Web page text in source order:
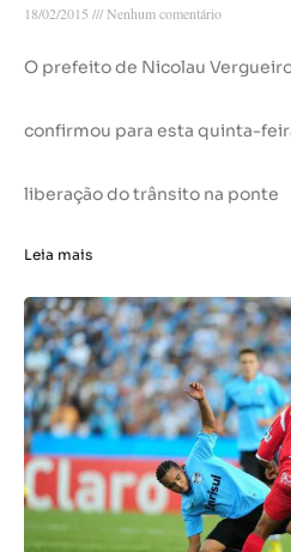
18/02/2015 Nenhum comentário
O prefeito de Nicolau
confirmou para esta quinta-
liberação do trânsito na ponte
Leia mais